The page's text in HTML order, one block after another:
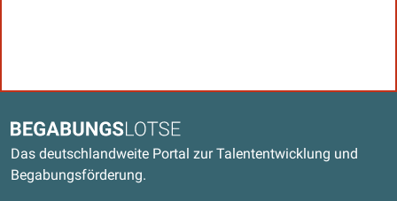
Begabungslotse
Das deutschlandweite Portal zur Talententwicklung und
Begabungsförderung.